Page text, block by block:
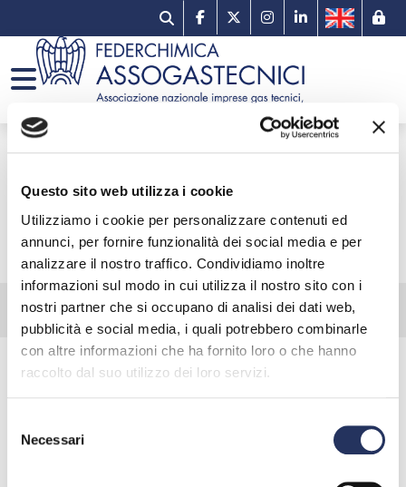
Questo sito web utilizza i cookie
Utilizziamo i cookie per personalizzare contenuti ed
annunci, per fornire funzionalità dei social media e per
analizzare il nostro traffico. Condividiamo inoltre
informazioni sul modo in cui utilizza il nostro sito con i
nostri partner che si occupano di analisi dei dati web,
pubblicità e social media, i quali potrebbero combinarle
con altre informazioni che ha fornito loro o che hanno
raccolto dal suo utilizzo dei loro servizi.
delNecessari
GRUPPO GAS TECNICI E SPECIALI
GRUPPO GAS MEDICINALI
GRUPPO IDROGENO VETTORE
ENERGETICO
Home Imprese associate
Gruppo Gas Medicinali
Imprese Associate GGM
Imprese Associate GGM
L'Associazione
Organi associativi
Assogastecnici
Gruppo Gas Tecnici e Speciali
Sicurezza
Formazione e Convegni
Gas Tecnici e Speciali
Gas Medicinali